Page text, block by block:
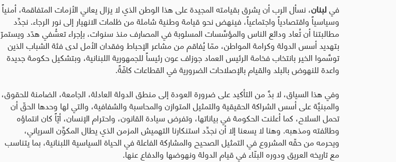
فيلبنان، نسأل الرب أن يشرق بقيامته المجيدة على هذا الوطن الذي لا يزال يعاني الأزمات المتفاقمة، أمنياً
وسياسياً واقتصادياً واجتماعياً، فينهض نحو قيامة وطنية شاملة من ظلمات الانهيار إلى نور الرجاء. نجدِّد
مطالبتنا أن تُعاد ودائع الناس والمؤسَّسات المسلوبة في المصارف منذ سنوات، بإجراء تعسُّفي هدّد ويستمرّ
بتهديد أسس الدولة وكرامة المواطن، ممّا يُفاقم من مشاعر الإحباط وفقدان الأمل لدى فئة الشباب الذين
توسَّموا الخير بانتخاب فخامة الرئيس العماد جوزاف عون رئيساً للجمهورية اللبنانية، وبتشكيل حكومة جديدة
واعدة للنهوض بالبلد والقيام بالإصلاحات الضرورية في القطاعات كافّةً.
وفي هذا السياق، لا بدَّ من التأكيد على ضرورة العودة إلى منطق الدولة العادلة، الجامعة، الضامنة للحقوق،
والمبنيَّة على أسس الشراكة الحقيقية والتمثيل المتوازن والمحاسبة والشفافية، والتي لها وحدها الحقّ أن
تحمل السلاح، كما أعلنت الحكومة في بياناتها، وتفرض سيادة القانون، واحترام الإنسان، أيّاً كان انتماؤه
وطائفته ومذهبه. وهنا لا يسعنا إلا أن نجدِّد استنكارنا التهميش المزمن الذي يطال المكوِّن السرياني،
ويحرمه من حقّه المشروع في التمثيل الصحيح والمشاركة الفاعلة في الحياة السياسية اللبنانية، بما يتناسب
مع تاريخه العريق ودوره البنّاء في قيام الدولة ونهوضها والدفاع عنها.